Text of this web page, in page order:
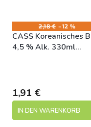
2,18 € –12 %
CASS Koreanisches
4,5 % Alk. 330ml
1,91 €
IN DEN WARENKORB